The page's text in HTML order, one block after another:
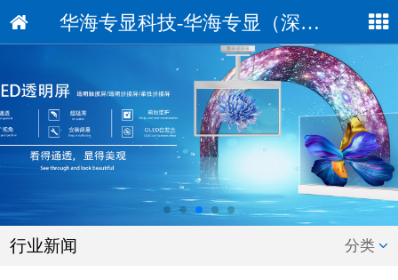
华海专显科技-华海专显（深圳）科技有限公司
行业新闻 分类